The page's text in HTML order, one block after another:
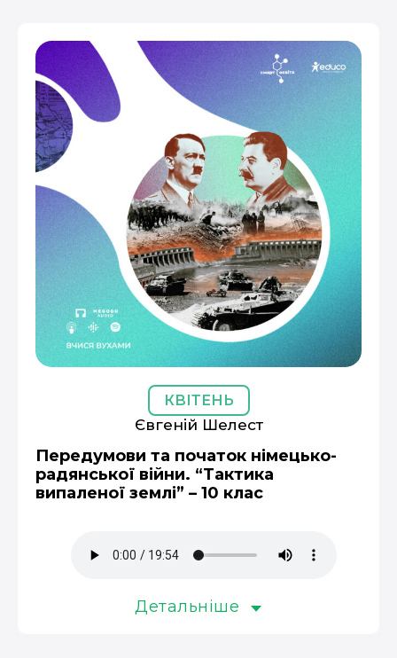
КВІТЕНЬ
Євгеній Шелест
Передумови та початок німецько-
радянської війни. “Тактика
випаленої землі” – 10 клас
Детальніше